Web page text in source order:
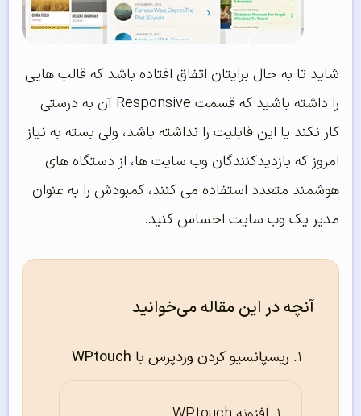
شاید تا به حال برایتان اتفاق افتاده باشد که قالب هایی
را داشته باشید که قسمت Responsive آن به درستی
کار نکند یا این قابلیت را نداشته باشد، ولی بسته به نیاز
امروز که بازدیدکنندگان وب سایت ها، از دستگاه های
هوشمند متعدد استفاده می کنند، کمبودش را به عنوان
مدیر یک وب سایت احساس کنید.
آنچه در این مقاله می‌خوانید
ریسپانسیو کردن وردپرس با WPtouch